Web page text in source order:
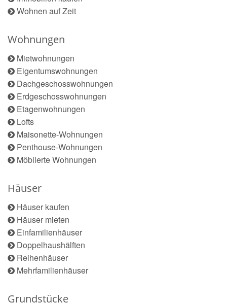
Wohnen auf Zeit
Wohnungen
Mietwohnungen
Eigentumswohnungen
Dachgeschosswohnungen
Erdgeschosswohnungen
Etagenwohnungen
Lofts
Maisonette-Wohnungen
Penthouse-Wohnungen
Möblierte Wohnungen
Häuser
Häuser kaufen
Häuser mieten
Einfamilienhäuser
Doppelhaushälften
Reihenhäuser
Mehrfamilienhäuser
Grundstücke